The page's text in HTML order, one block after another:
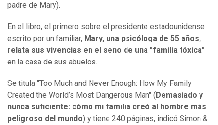
padre de Mary).
En el libro, el primero sobre el presidente estadounidense
escrito por un familiar, Mary, una psicóloga de 55 años,
relata sus vivencias en el seno de una "familia tóxica"
en la casa de sus abuelos.
Se titula "Too Much and Never Enough: How My Family
Created the World’s Most Dangerous Man" ( Demasiado y
nunca suficiente: cómo mi familia creó al hombre más
peligroso del mundo) y tiene 240 páginas, indicó Simon &